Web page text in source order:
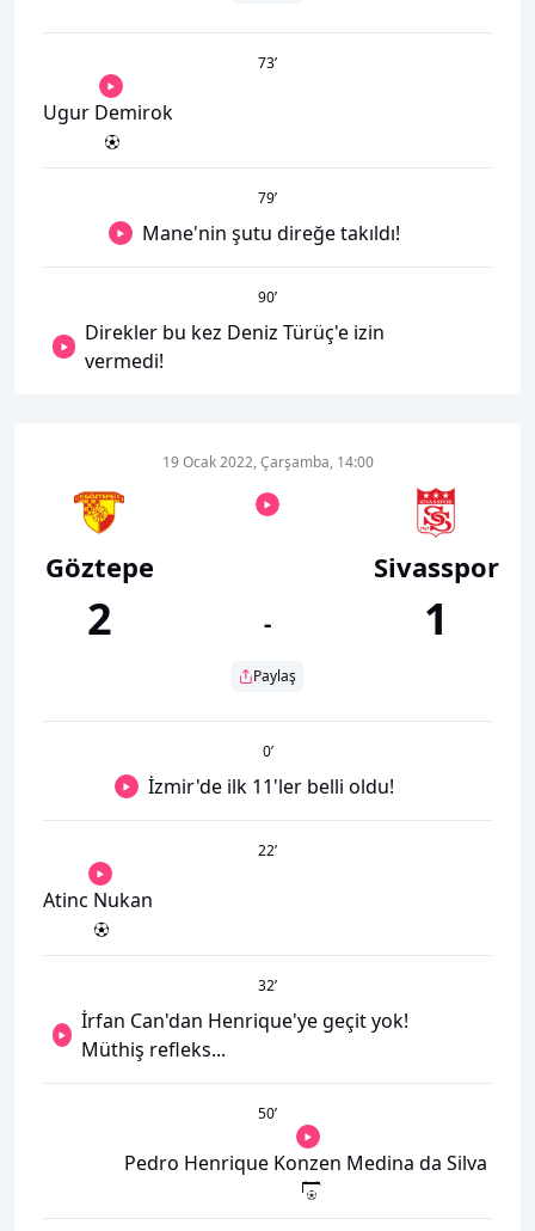
73’
Ugur Demirok
79’
Mane'nin şutu direğe takıldı!
90’
Direkler bu kez Deniz Türüç'e izin
vermedi!
Göztepe
2
19 Ocak 2022, Çarşamba, 14:00
-
Paylaş
Sivasspor
1
0’
İzmir'de ilk 11'ler belli oldu!
22’
Atinc Nukan
32’
İrfan Can'dan Henrique'ye geçit yok!
Müthiş refleks...
50’
Pedro Henrique Konzen Medina da Silva